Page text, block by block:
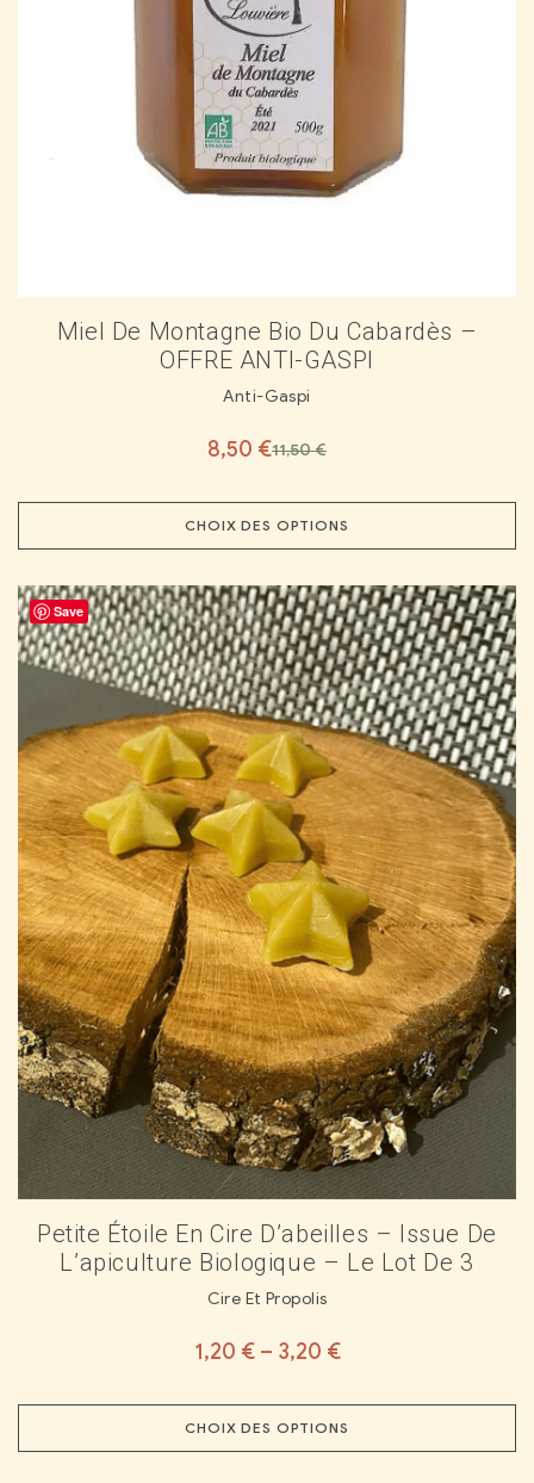
Miel De Montagne Bio Du Cabardès –
OFFRE ANTI-GASPI
Anti-Gaspi
11,50€
8,50 €
CHOIX DES OPTIONS
Save
Petite Étoile En Cire D’abeilles – Issue De
L’apiculture Biologique – Le Lot De 3
Cire Et Propolis
1,20 €– 3,20 €
CHOIX DES OPTIONS